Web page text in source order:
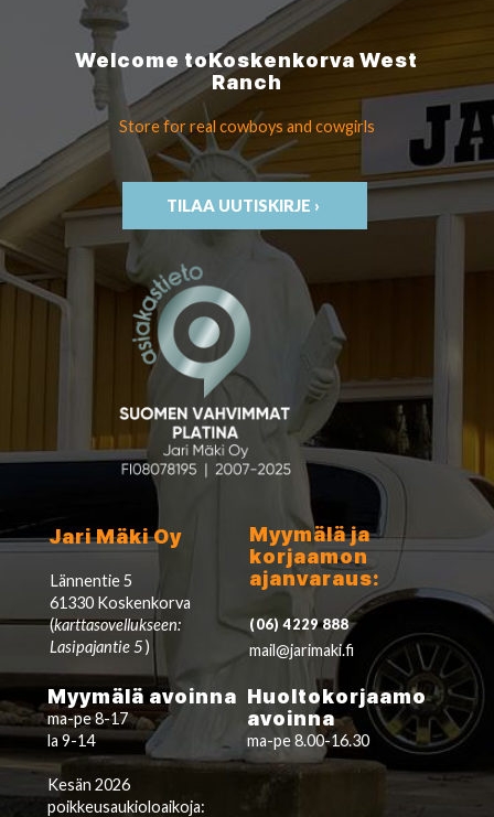
Welcome toKoskenkorvaWest
Ranch
Store for real cowboys and cowgirls
TILAA UUTISKIRJE ›
Jari Mäki Oy
Lännentie 5
61330 Koskenkorva
(karttasovellukseen:
Lasipajantie 5)
Myymälä ja
korjaamon
ajanvaraus:
(06) 4229 888
mail@jarimaki.fi
Myymälä avoinna
ma-pe 8-17
la 9-14
Kesän 2026
poikkeusaukioloaikoja:
Huoltokorjaamo
avoinna
ma-pe 8.00-16.30